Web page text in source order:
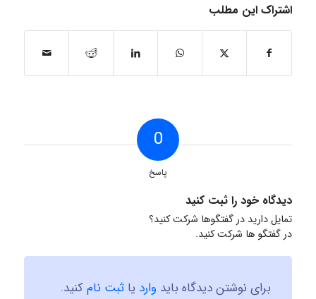
اشتراک این مطلب
0
پاسخ
دیدگاه خود را ثبت کنید
تمایل دارید در گفتگوها شرکت کنید؟
در گفتگو ها شرکت کنید.
برای نوشتن دیدگاه باید وارد یا ثبت نامکنید.